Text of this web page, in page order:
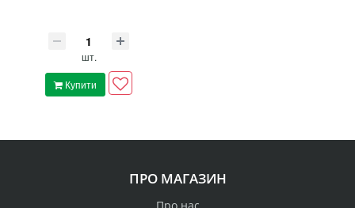
шт.
Купити
ПРО МАГАЗИН